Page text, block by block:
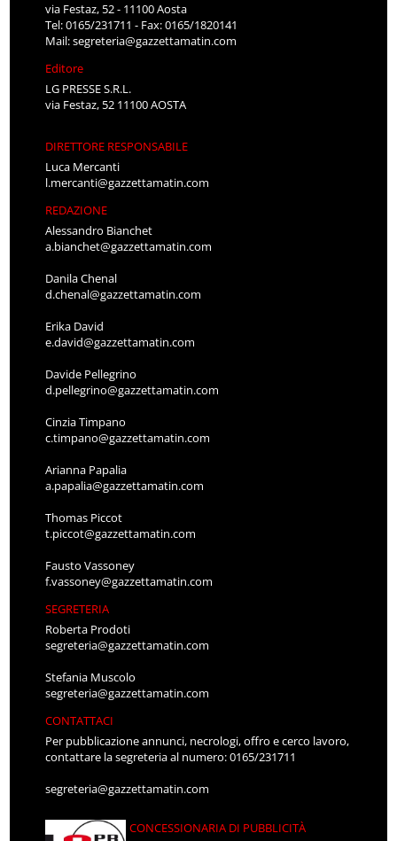
via Festaz, 52 - 11100 Aosta
Tel: 0165/231711 - Fax: 0165/1820141
Mail:segreteria@gazzettamatin.com
Editore
LG PRESSE S.R.L.
via Festaz, 52 11100 AOSTA
DIRETTORE RESPONSABILE
Luca Mercanti
l.mercanti@gazzettamatin.com
REDAZIONE
Alessandro Bianchet
a.bianchet@gazzettamatin.com
Danila Chenal
d.chenal@gazzettamatin.com
Erika David
e.david@gazzettamatin.com
Davide Pellegrino
d.pellegrino@gazzettamatin.com
Cinzia Timpano
c.timpano@gazzettamatin.com
Arianna Papalia
a.papalia@gazzettamatin.com
Thomas Piccot
t.piccot@gazzettamatin.com
Fausto Vassoney
f.vassoney@gazzettamatin.com
SEGRETERIA
Roberta Prodoti
segreteria@gazzettamatin.com
Stefania Muscolo
segreteria@gazzettamatin.com
CONTATTACI
Per pubblicazione annunci, necrologi, offro e cerco lavoro,
contattare la segreteria al numero: 0165/231711
segreteria@gazzettamatin.com
CONCESSIONARIA DI PUBBLICITÀ